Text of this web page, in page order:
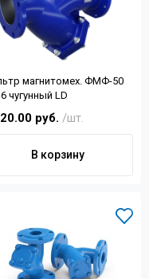
магнитомех. ФМФ-50
чугунный LD
руб. /шт.
В корзину